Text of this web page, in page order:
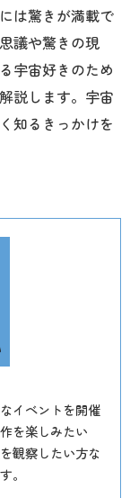
は驚きが満載で
議や驚きの現
宇宙好きのため
説します。宇宙
知るきっかけを
イベントを開催
を楽しみたい
観察したい方な
。